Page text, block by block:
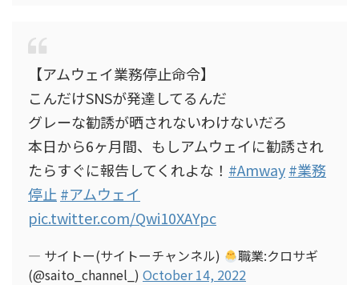
【アムウェイ業務停止命令】
こんだけSNSが発達してるんだ
グレーな勧誘が晒されないわけないだろ
本日から6ヶ月間、もしアムウェイに勧誘され
たらすぐに報告してくれよな！ #Amway#業務
停止 #アムウェイ
pic.twitter.com/Qwi10XAYpc
— サイトー(サイトーチャンネル)
職業:クロサギ
(@saito_channel_) October 14, 2022